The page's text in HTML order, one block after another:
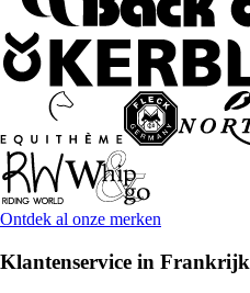
Ontdek al onze merken
Klantenservice in Frankrijk